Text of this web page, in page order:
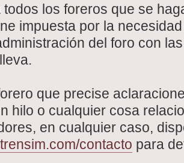
todos los foreros que se
impuesta por la
del foro con
que precise
hilo o cualquier cosa
en cualquier caso,
contacto para